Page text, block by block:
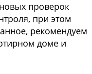
проверок
при этом
рекомендуем
доме и